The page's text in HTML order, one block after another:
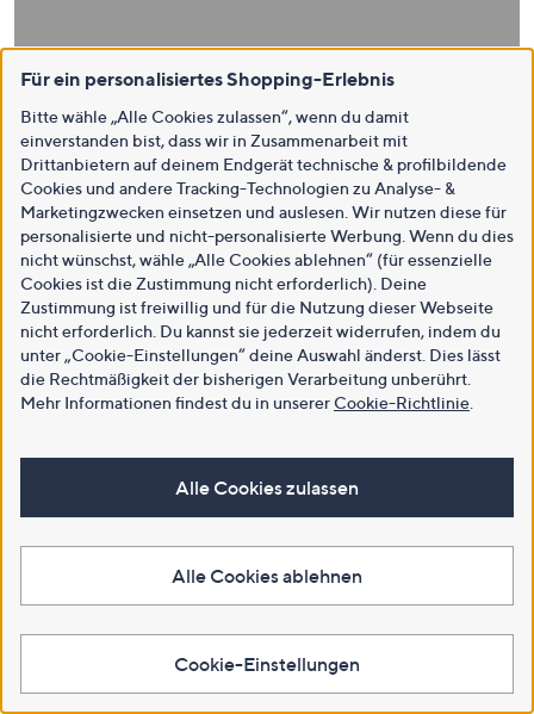
Für ein personalisiertes Shopping-Erlebnis
Bitte wähle „Alle Cookies zulassen“, wenn du damit
einverstanden bist, dass wir in Zusammenarbeit mit
Drittanbietern auf deinem Endgerät technische & profilbildende
Cookies und andere Tracking-Technologien zu Analyse- &
Marketingzwecken einsetzen und auslesen. Wir nutzen diese für
personalisierte und nicht-personalisierte Werbung. Wenn du dies
nicht wünschst, wähle „Alle Cookies ablehnen“ (für essenzielle
Cookies ist die Zustimmung nicht erforderlich). Deine
Zustimmung ist freiwillig und für die Nutzung dieser Webseite
nicht erforderlich. Du kannst sie jederzeit widerrufen, indem du
unter „Cookie-Einstellungen“ deine Auswahl änderst. Dies lässt
die Rechtmäßigkeit der bisherigen Verarbeitung unberührt.
Mehr Informationen findest du in unsererCookie-Richtlinie
Alle Cookies zulassen
Alle Cookies ablehnen
Cookie-Einstellungen